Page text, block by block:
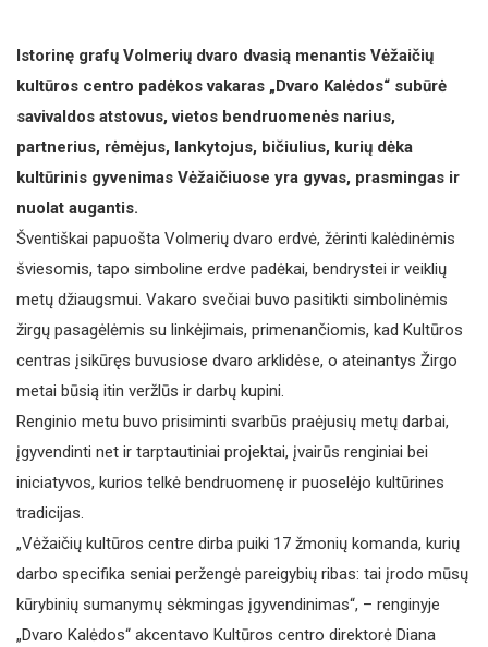
Istorinę grafų Volmerių dvaro dvasią menantis Vėžaičių
kultūros centro padėkos vakaras „Dvaro Kalėdos“ subūrė
savivaldos atstovus, vietos bendruomenės narius,
partnerius, rėmėjus, lankytojus, bičiulius, kurių dėka
kultūrinis gyvenimas Vėžaičiuose yra gyvas, prasmingas ir
nuolat augantis.
Šventiškai papuošta Volmerių dvaro erdvė, žėrinti kalėdinėmis
šviesomis, tapo simboline erdve padėkai, bendrystei ir veiklių
metų džiaugsmui. Vakaro svečiai buvo pasitikti simbolinėmis
žirgų pasagėlėmis su linkėjimais, primenančiomis, kad Kultūros
centras įsikūręs buvusiose dvaro arklidėse, o ateinantys Žirgo
metai būsią itin veržlūs ir darbų kupini.
Renginio metu buvo prisiminti svarbūs praėjusių metų darbai,
įgyvendinti net ir tarptautiniai projektai, įvairūs renginiai bei
iniciatyvos, kurios telkė bend­ruomenę ir puoselėjo kultūrines
tradicijas.
„Vėžaičių kultūros centre dirba puiki 17 žmonių komanda, kurių
darbo specifika seniai peržengė pareigybių ribas: tai įrodo mūsų
kūrybinių sumanymų sėkmingas įgyvendinimas“, – renginyje
„Dvaro Kalėdos“ akcentavo Kultūros centro direktorė Diana